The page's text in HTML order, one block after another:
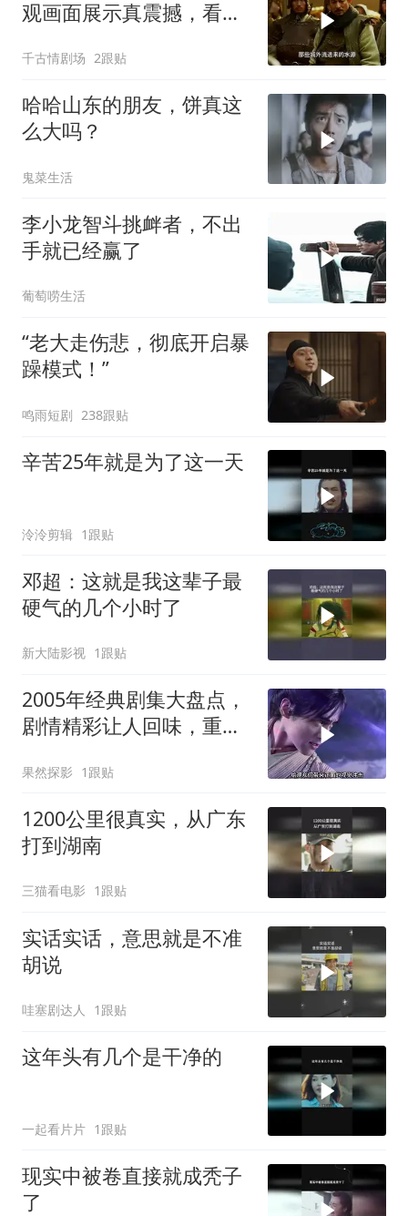
观画面展示真震撼，看完
千古情剧场 2跟贴
哈哈山东的朋友，饼真这
么大吗？
鬼菜生活
李小龙智斗挑衅者，不出
手就已经赢了
葡萄唠生活
“老大走伤悲，彻底开启暴
躁模式！”
鸣雨短剧 238跟贴
辛苦25年就是为了这一天
泠泠剪辑 1跟贴
邓超：这就是我这辈子最
硬气的几个小时了
新大陆影视 1跟贴
2005年经典剧集大盘点，
剧情精彩让人回味，重温
果然探影 1跟贴
1200公里很真实，从广东
打到湖南
三猫看电影 1跟贴
实话实话，意思就是不准
胡说
哇塞剧达人 1跟贴
这年头有几个是干净的
一起看片片 1跟贴
现实中被卷直接就成秃子
了